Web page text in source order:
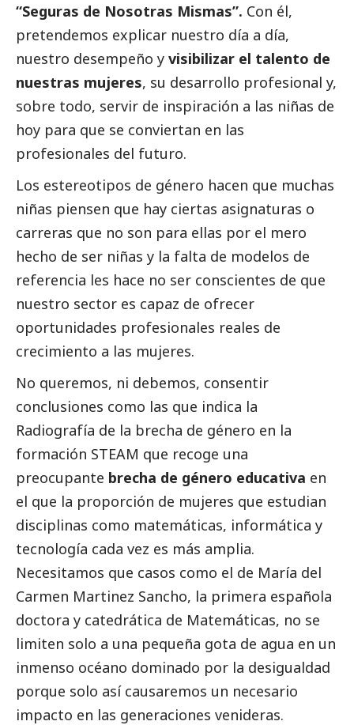
“Seguras de Nosotras Mismas”. Con él,
pretendemos explicar nuestro día a día,
nuestro desempeño y visibilizar el talento de
nuestras mujeres, su desarrollo profesional y,
sobre todo, servir de inspiración a las niñas de
hoy para que se conviertan en las
profesionales del futuro.
Los estereotipos de género hacen que muchas
niñas piensen que hay ciertas asignaturas o
carreras que no son para ellas por el mero
hecho de ser niñas y la falta de modelos de
referencia les hace no ser conscientes de que
nuestro sector es capaz de ofrecer
oportunidades profesionales reales de
crecimiento a las mujeres.
No queremos, ni debemos, consentir
conclusiones como las que indica la
Radiografía de la brecha de género en la
formación STEAM que recoge una
preocupante brecha de género educativa en
el que la proporción de mujeres que estudian
disciplinas como matemáticas, informática y
tecnología cada vez es más amplia.
Necesitamos que casos como el de María del
Carmen Martinez Sancho, la primera española
doctora y catedrática de Matemáticas, no se
limiten solo a una pequeña gota de agua en un
inmenso océano dominado por la desigualdad
porque solo así causaremos un necesario
impacto en las generaciones venideras.